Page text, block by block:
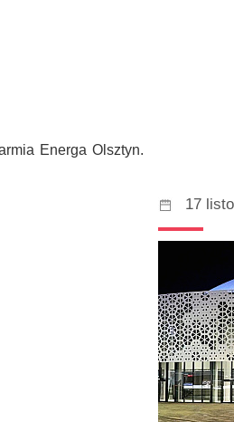
Energa Olsztyn.
17